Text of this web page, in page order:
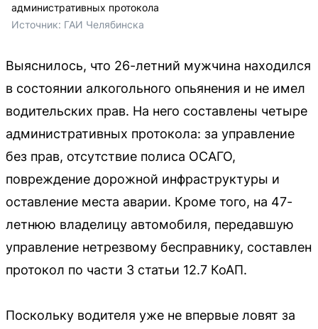
административных протокола
Источник: ГАИ Челябинска
Выяснилось, что 26-летний мужчина находился
в состоянии алкогольного опьянения и не имел
водительских прав. На него составлены четыре
административных протокола: за управление
без прав, отсутствие полиса ОСАГО,
повреждение дорожной инфраструктуры и
оставление места аварии. Кроме того, на 47-
летнюю владелицу автомобиля, передавшую
управление нетрезвому бесправнику, составлен
протокол по части 3 статьи 12.7 КоАП.
Поскольку водителя уже не впервые ловят за